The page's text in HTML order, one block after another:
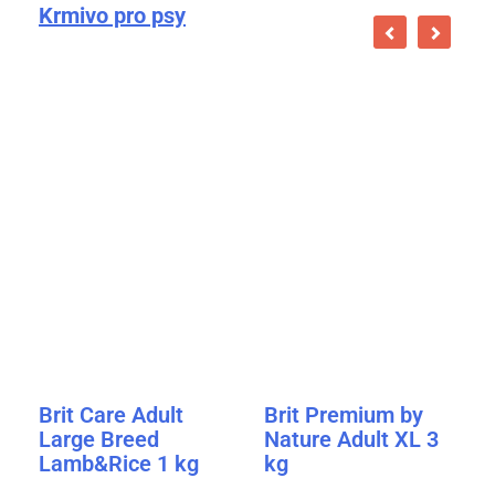
Krmivo pro psy
Brit Care Adult
Large Breed
Lamb&Rice 1 kg
Brit Premium by
Nature Adult XL 3
kg